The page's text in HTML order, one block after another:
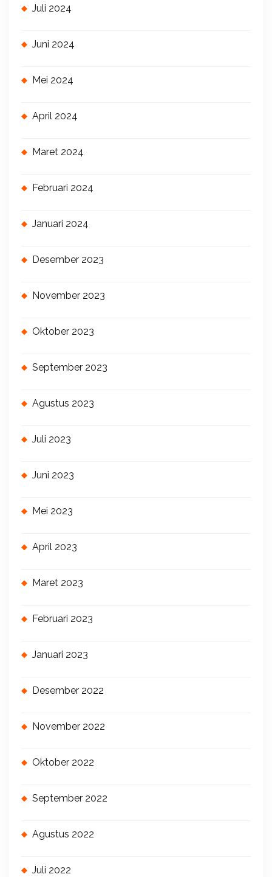
Juli 2024
Juni 2024
Mei 2024
April 2024
Maret 2024
Februari 2024
Januari 2024
Desember 2023
November 2023
Oktober 2023
September 2023
Agustus 2023
Juli 2023
Juni 2023
Mei 2023
April 2023
Maret 2023
Februari 2023
Januari 2023
Desember 2022
November 2022
Oktober 2022
September 2022
Agustus 2022
Juli 2022